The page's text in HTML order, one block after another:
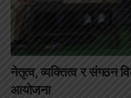
नेतृत्व, व्यक्तित्व र संगठन
आयोजना